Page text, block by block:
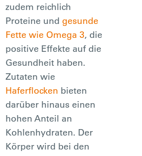
zudem reichlich
Proteine und gesunde
Fette wie Omega 3, die
positive Effekte auf die
Gesundheit haben.
Zutaten wie
Haferflocken bieten
darüber hinaus einen
hohen Anteil an
Kohlenhydraten. Der
Körper wird bei den